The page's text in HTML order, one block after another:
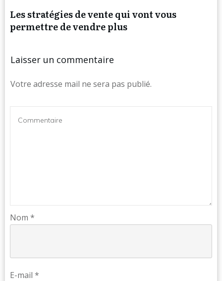
Les stratégies de vente qui vont vous
permettre de vendre plus
Laisser un commentaire
Votre adresse mail ne sera pas publié.
Nom *
E-mail *